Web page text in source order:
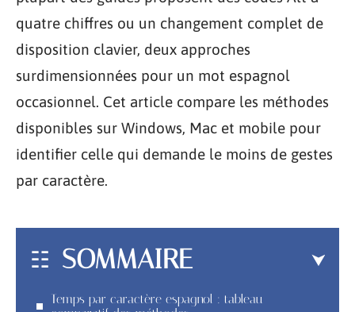
quatre chiffres ou un changement complet de
disposition clavier, deux approches
surdimensionnées pour un mot espagnol
occasionnel. Cet article compare les méthodes
disponibles sur Windows, Mac et mobile pour
identifier celle qui demande le moins de gestes
par caractère.
SOMMAIRE
Temps par caractère espagnol : tableau